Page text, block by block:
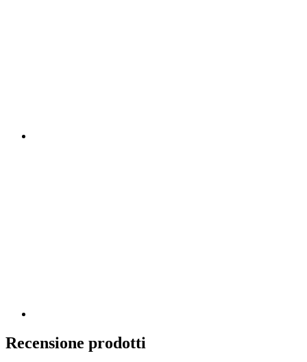
Recensione prodotti